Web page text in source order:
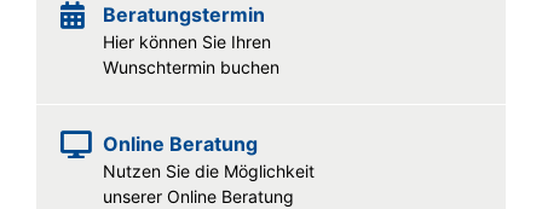
Beratungstermin
Hier können Sie Ihren
Wunschtermin buchen
Online Beratung
Nutzen Sie die Möglichkeit
unserer Online Beratung